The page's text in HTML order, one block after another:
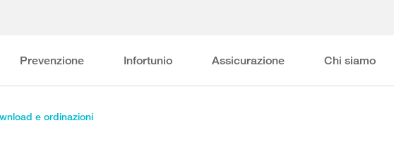
Prevenzione Infortunio Assicurazione Chi siamo
e ordinazioni